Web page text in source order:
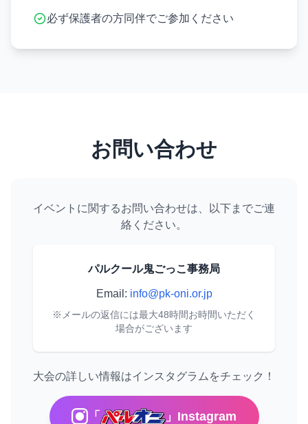
必ず保護者の方同伴でご参加ください
お問い合わせ
イベントに関するお問い合わせは、以下までご連
絡ください。
パルクール鬼ごっこ事務局
Email: info@pk-oni.or.jp
※メールの返信には最大48時間お時間いただく
場合がございます
大会の詳しい情報はインスタグラムをチェック！
「 」Instagram